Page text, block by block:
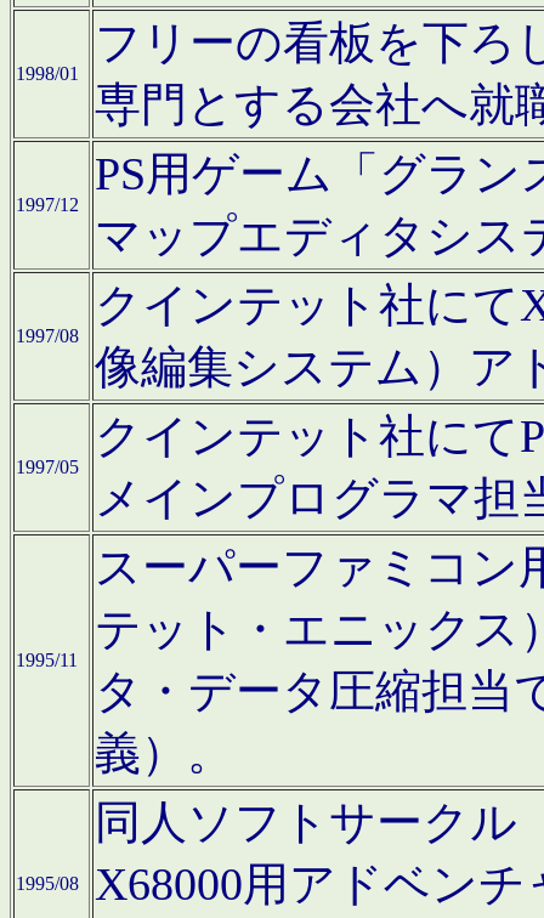
1998/01
フリーの看板を下ろ
専門とする会社へ就
1997/12
PS用ゲーム「グラン
マップエディタシス
1997/08
クインテット社にて
像編集システム）ア
1997/05
クインテット社にて
メインプログラマ担
1995/11
スーパーファミコン
テット・エニックス
タ・データ圧縮担当
義）。
1995/08
同人ソフトサークル
X68000用アドベン